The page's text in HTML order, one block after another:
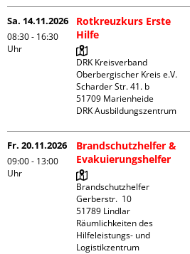
Sa. 14.11.2026
08:30 - 16:30
Uhr
Rotkreuzkurs Erste
Hilfe
DRK Kreisverband
Oberbergischer Kreis e.V.
Scharder Str. 41. b
51709 Marienheide
DRK Ausbildungszentrum
Fr. 20.11.2026
09:00 - 13:00
Uhr
Brandschutzhelfer &
Evakuierungshelfer
Brandschutzhelfer
Gerberstr.  10
51789 Lindlar
Räumlichkeiten des
Hilfeleistungs- und
Logistikzentrum